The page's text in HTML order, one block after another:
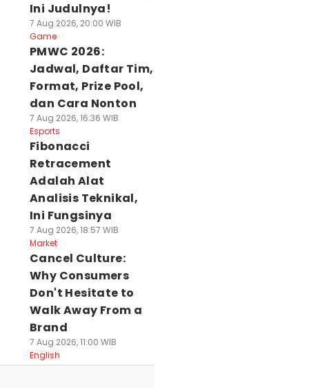
Ini Judulnya!
7 Aug 2026, 20:00 WIB
Game
PMWC 2026:
Jadwal, Daftar Tim,
Format, Prize Pool,
dan Cara Nonton
7 Aug 2026, 16:36 WIB
Esports
Fibonacci
Retracement
Adalah Alat
Analisis Teknikal,
Ini Fungsinya
7 Aug 2026, 18:57 WIB
Market
Cancel Culture:
Why Consumers
Don't Hesitate to
Walk Away From a
Brand
7 Aug 2026, 11:00 WIB
English